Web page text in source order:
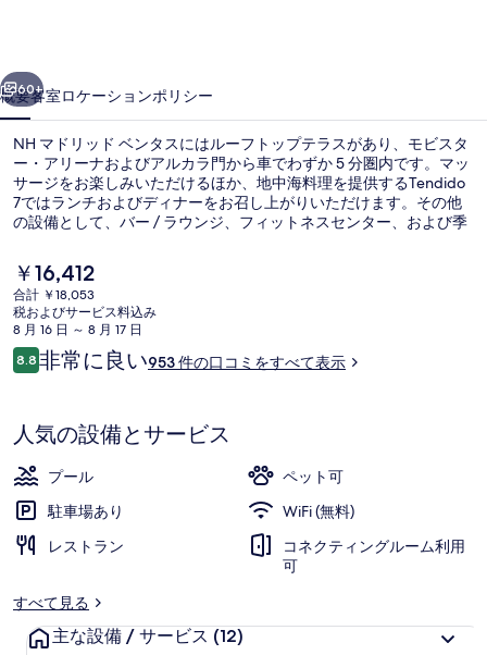
ン
タ
ス
の
写
真
ギ
ャ
ラ
ー
次へ
60+
概要客室ロケーションポリシー
NH マドリッド ベンタスにはルーフトップテラスがあり、モビスタ
ー・アリーナおよびアルカラ門から車でわずか 5 分圏内です。マッ
サージをお楽しみいただけるほか、地中海料理を提供するTendido
7ではランチおよびディナーをお召し上がりいただけます。その他
の設備として、バー / ラウンジ、フィットネスセンター、および季
います。この宿泊施設からは歩いてすぐ公共交通機関を利用できま
す。地下鉄パルケ デ ラス アベニダス駅までは 6 分、地下鉄ベンタ
ス駅までは 9 分です。
現
在
の
料
金
は
す
￥16,412
合計 ￥18,053
税およびサービス料込み
8 月 16 日 ～ 8 月 17 日
口
コ
8.810段階中8.8
非常に良い953 件の口コミをすべて表示
人気の設備とサービス
プール
ペット可
駐車場あり
WiFi (無料)
レストラン
コネクティングルーム利用
可
すべて見る
主な設備 / サービス (12)